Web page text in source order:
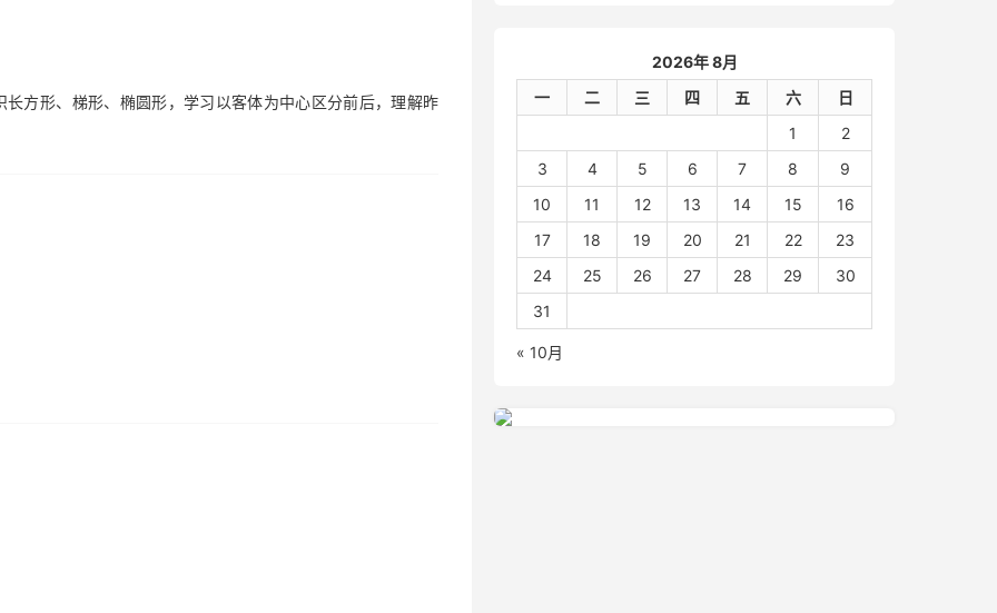
方形、梯形、椭圆形，学习以客体为中心区分前后，理解昨
2026年 8月
一
二 三 四 五 六
日
1
2
3
4 5 6 7 8
9
10
11 12 13 14 15
16
17
18 19 20 21 22
23
24
25 26 27 28 29
30
31
« 10月